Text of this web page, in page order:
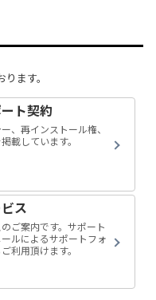
ます。
ト契約
、再インストール権、
載しています。
ス
ご案内です。サポート
ルによるサポートフォ
利用頂けます。